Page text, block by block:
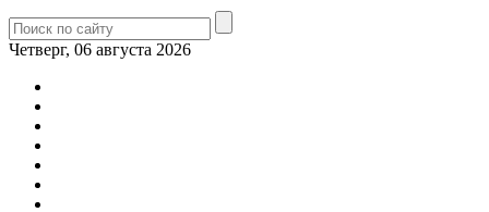
Четверг, 06 августа 2026